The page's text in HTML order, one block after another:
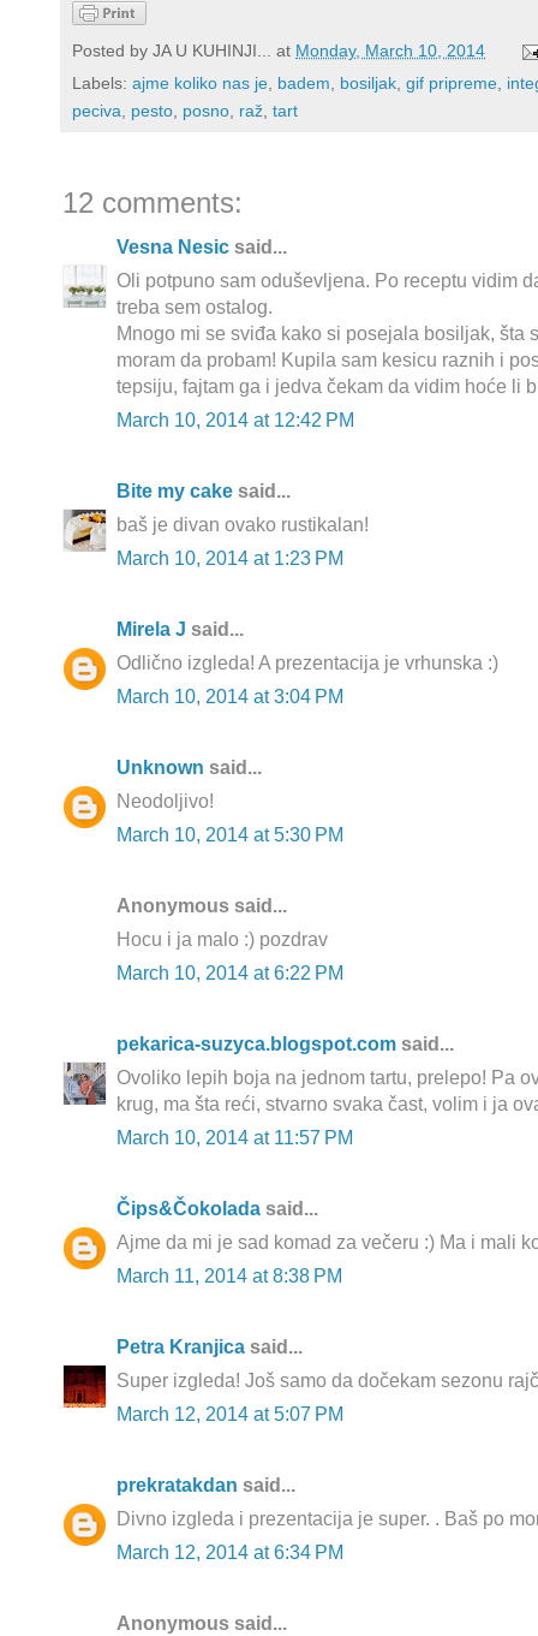
Posted by JA U KUHINJI... at Monday, March 10, 2014
Labels: ajme koliko nas je, badem, bosiljak, gif pripreme,
peciva, pesto, posno, raž, tart
12 comments:
Vesna Nesic said...
Oli potpuno sam oduševljena. Po receptu vidim
treba sem ostalog.
Mnogo mi se sviđa kako si posejala bosiljak, šta
moram da probam! Kupila sam kesicu raznih i
tepsiju, fajtam ga i jedva čekam da vidim hoće li
March 10, 2014 at 12:42 PM
Bite my cake said...
baš je divan ovako rustikalan!
March 10, 2014 at 1:23 PM
Mirela J said...
Odlično izgleda! A prezentacija je vrhunska :)
March 10, 2014 at 3:04 PM
Unknown said...
Neodoljivo!
March 10, 2014 at 5:30 PM
Anonymous said...
Hocu i ja malo :) pozdrav
March 10, 2014 at 6:22 PM
pekarica-suzyca.blogspot.com said...
Ovoliko lepih boja na jednom tartu, prelepo! Pa
krug, ma šta reći, stvarno svaka čast, volim i ja
March 10, 2014 at 11:57 PM
Čips&Čokolada said...
Ajme da mi je sad komad za večeru :) Ma i mali
March 11, 2014 at 8:38 PM
Petra Kranjica said...
Super izgleda! Još samo da dočekam sezonu
March 12, 2014 at 5:07 PM
prekratakdan said...
Divno izgleda i prezentacija je super. . Baš po
March 12, 2014 at 6:34 PM
Anonymous said...